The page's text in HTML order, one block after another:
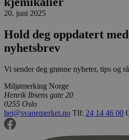
20. juni 2025
Hold deg oppdatert
nyhetsbrev
Vi sender deg grønne nyheter, tips og
Miljømerking Norge
Henrik Ibsens gate 20
0255 Oslo
hei@svanemerket.no Tlf: 24 14 46 00